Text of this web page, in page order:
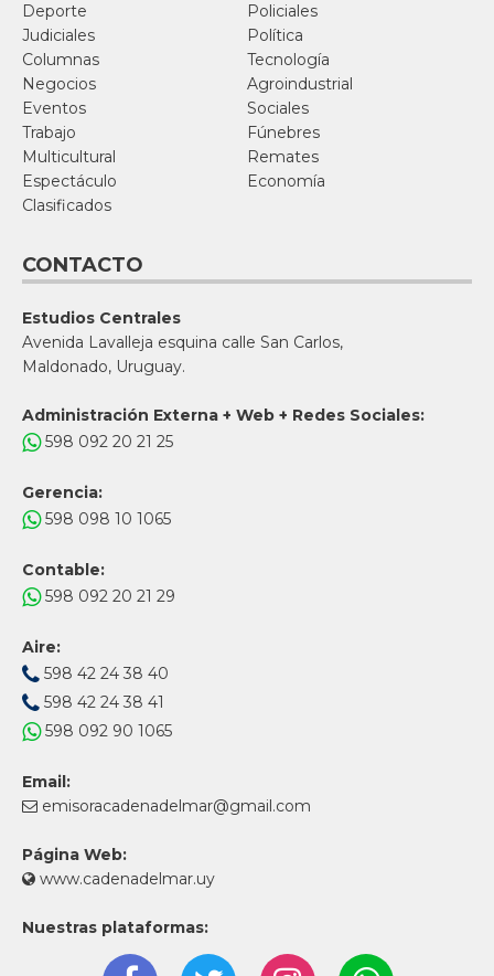
Deporte
Policiales
Judiciales
Política
Columnas
Tecnología
Negocios
Agroindustrial
Eventos
Sociales
Trabajo
Fúnebres
Multicultural
Remates
Espectáculo
Economía
Clasificados
CONTACTO
Estudios Centrales
Avenida Lavalleja esquina calle San Carlos,
Maldonado, Uruguay.
Administración Externa + Web + Redes Sociales:
598 092 20 21 25
Gerencia:
598 098 10 1065
Contable:
598 092 20 21 29
Aire:
598 42 24 38 40
598 42 24 38 41
598 092 90 1065
Email:
emisoracadenadelmar@gmail.com
Página Web:
www.cadenadelmar.uy
Nuestras plataformas: